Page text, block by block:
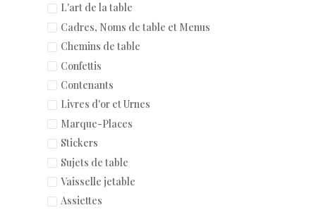
L'art de la table
Cadres, Noms de table et Menus
Chemins de table
Confettis
Contenants
Livres d'or et Urnes
Marque-Places
Stickers
Sujets de table
Vaisselle jetable
Assiettes